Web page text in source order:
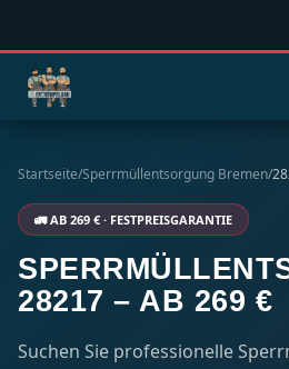
Startseite/Sperrmüllentsorgung Bremen/
🚛 AB 269 € · FESTPREISGARANTIE
28217 – AB 269 €
Suchen Sie professionelle